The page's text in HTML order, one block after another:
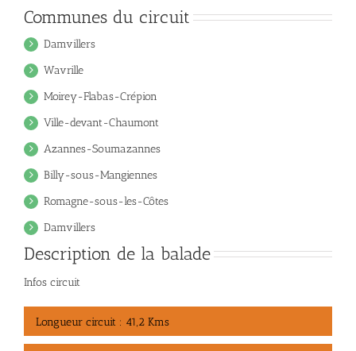
Communes du circuit
Damvillers
Wavrille
Moirey-Flabas-Crépion
Ville-devant-Chaumont
Azannes-Soumazannes
Billy-sous-Mangiennes
Romagne-sous-les-Côtes
Damvillers
Description de la balade
Infos circuit
Longueur circuit : 41,2 Kms